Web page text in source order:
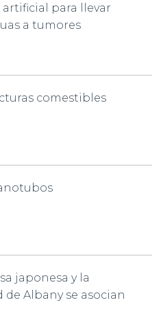
para llevar
a tumores
comestibles
japonesa y la
de Albany se asocian